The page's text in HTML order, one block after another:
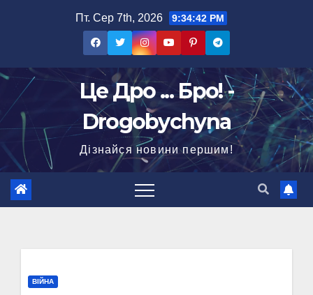
Пт. Сер 7th, 2026 9:34:43 PM
Це Дро ... Бро! -
Drogobychyna
Дізнайся новини першим!
ВІЙНА